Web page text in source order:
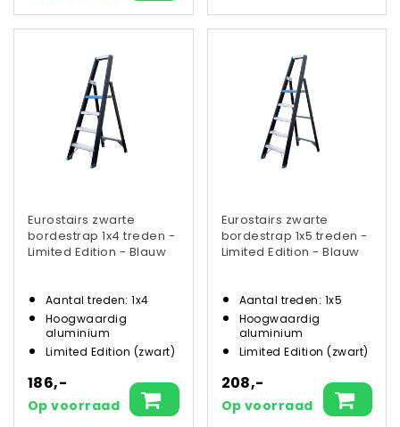
Eurostairs zwarte
bordestrap 1x4 treden -
Limited Edition - Blauw
Aantal treden: 1x4
Hoogwaardig
aluminium
Limited Edition (zwart)
186,-
Op voorraad
Eurostairs zwarte
bordestrap 1x5 treden -
Limited Edition - Blauw
Aantal treden: 1x5
Hoogwaardig
aluminium
Limited Edition (zwart)
208,-
Op voorraad